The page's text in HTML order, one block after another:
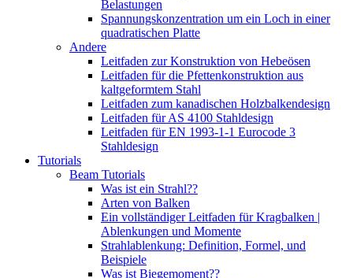
Belastungen
Spannungskonzentration um ein Loch in einer
quadratischen Platte
Andere
Leitfaden zur Konstruktion von Hebeösen
Leitfaden für die Pfettenkonstruktion aus
kaltgeformtem Stahl
Leitfaden zum kanadischen Holzbalkendesign
Leitfaden für AS 4100 Stahldesign
Leitfaden für EN 1993-1-1 Eurocode 3
Stahldesign
Tutorials
Beam Tutorials
Was ist ein Strahl??
Arten von Balken
Ein vollständiger Leitfaden für Kragbalken |
Ablenkungen und Momente
Strahlablenkung: Definition, Formel, und
Beispiele
Was ist Biegemoment??